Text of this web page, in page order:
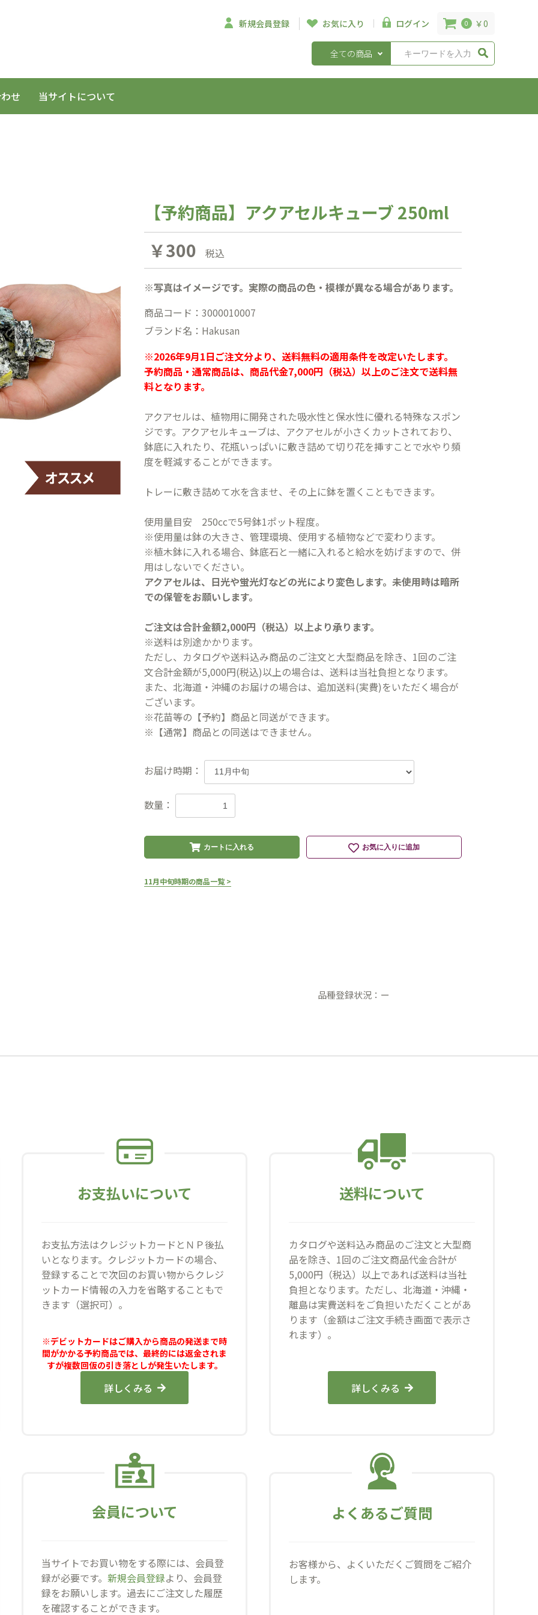
新規会員登録 お気に入り ログイン 0 ￥0
全ての商品
せ 当サイトについて
【予約商品】アクアセルキューブ 250ml
￥300
税込
※写真はイメージです。実際の商品の色・模様が異なる場合があります。
商品コード：3000010007
ブランド名：Hakusan
※2026年9月1日ご注文分より、送料無料の適用条件を改定いたします。
予約商品・通常商品は、商品代金7,000円（税込）以上のご注文で送料無
料となります。
アクアセルは、植物用に開発された吸水性と保水性に優れる特殊なスポン
ジです。アクアセルキューブは、アクアセルが小さくカットされており、
鉢底に入れたり、花瓶いっぱいに敷き詰めて切り花を挿すことで水やり頻
度を軽減することができます。
トレーに敷き詰めて水を含ませ、その上に鉢を置くこともできます。
使用量目安 250ccで5号鉢1ポット程度。
※使用量は鉢の大きさ、管理環境、使用する植物などで変わります。
※植木鉢に入れる場合、鉢底石と一緒に入れると給水を妨げますので、併
用はしないでください。
アクアセルは、日光や蛍光灯などの光により変色します。未使用時は暗所
での保管をお願いします。
ご注文は合計金額2,000円（税込）以上より承ります。
※送料は別途かかります。
ただし、カタログや送料込み商品のご注文と大型商品を除き、1回のご注
文合計金額が5,000円(税込)以上の場合は、送料は当社負担となります。
また、北海道・沖縄のお届けの場合は、追加送料(実費)をいただく場合が
ございます。
※花苗等の【予約】商品と同送ができます。
※【通常】商品との同送はできません。
お届け時期：
数量：
カートに入れる お気に入りに追加
11月中旬時期の商品一覧 >
品種登録状況：ー
お支払いについて
お支払方法はクレジットカードとＮＰ後払
いとなります。クレジットカードの場合、
登録することで次回のお買い物からクレジ
ットカード情報の入力を省略することもで
きます（選択可）。
※デビットカードはご購入から商品の発送まで時
間がかかる予約商品では、最終的には返金されま
すが複数回仮の引き落としが発生いたします。
詳しくみる
送料について
カタログや送料込み商品のご注文と大型商
品を除き、1回のご注文商品代金合計が
5,000円（税込）以上であれば送料は当社
負担となります。ただし、北海道・沖縄・
離島は実費送料をご負担いただくことがあ
ります（金額はご注文手続き画面で表示さ
れます）。
詳しくみる
会員について
当サイトでお買い物をする際には、会員登
録が必要です。 新規会員登録より、会員登
録をお願いします。過去にご注文した履歴
を確認することができます。
よくあるご質問
お客様から、よくいただくご質問をご紹介
します。